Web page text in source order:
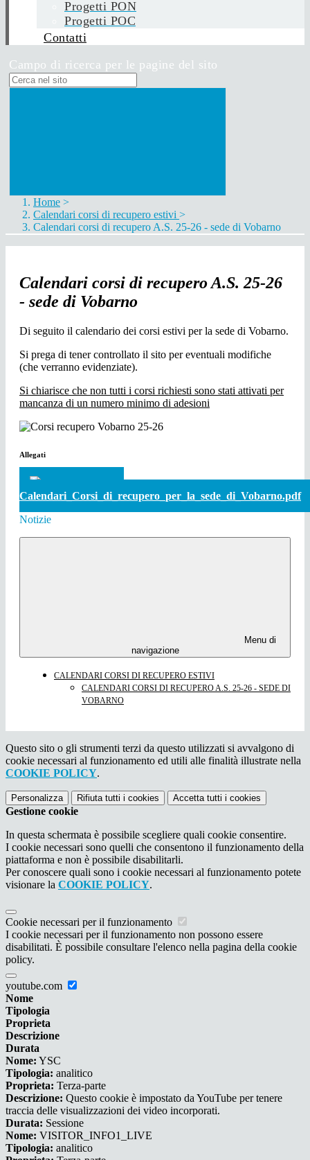
Progetti PON
Progetti POC
Contatti
Campo di ricerca per le pagine del sito
Home >
Calendari corsi di recupero estivi >
Calendari corsi di recupero A.S. 25-26 - sede di Vobarno
Calendari corsi di recupero A.S. 25-26
- sede di Vobarno
Di seguito il calendario dei corsi estivi per la sede di Vobarno.
Si prega di tener controllato il sito per eventuali modifiche
(che verranno evidenziate).
Si chiarisce che non tutti i corsi richiesti sono stati attivati per
mancanza di un numero minimo di adesioni
Allegati
Calendari_Corsi_di_recupero_per_la_sede_di_Vobarno.pdf
Notizie
Menu di
navigazione
CALENDARI CORSI DI RECUPERO ESTIVI
CALENDARI CORSI DI RECUPERO A.S. 25-26 - SEDE DI
VOBARNO
Questo sito o gli strumenti terzi da questo utilizzati si avvalgono di
cookie necessari al funzionamento ed utili alle finalità illustrate nella
COOKIE POLICY.
Personalizza Rifiuta tutti i cookies Accetta tutti i cookies
Gestione cookie
In questa schermata è possibile scegliere quali cookie consentire.
I cookie necessari sono quelli che consentono il funzionamento della
piattaforma e non è possibile disabilitarli.
Per conoscere quali sono i cookie necessari al funzionamento potete
visionare la COOKIE POLICY.
Cookie necessari per il funzionamento
I cookie necessari per il funzionamento non possono essere
disabilitati. È possibile consultare l'elenco nella pagina della cookie
policy.
youtube.com
Nome
Tipologia
Proprieta
Descrizione
Durata
Nome: YSC
Tipologia: analitico
Proprieta: Terza-parte
Descrizione: Questo cookie è impostato da YouTube per tenere
traccia delle visualizzazioni dei video incorporati.
Durata: Sessione
Nome: VISITOR_INFO1_LIVE
Tipologia: analitico